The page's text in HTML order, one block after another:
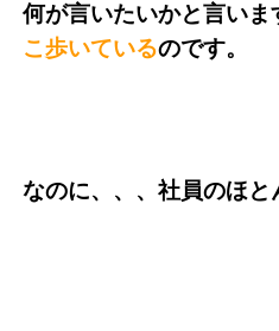
何が言いたいかと言いま
こ歩いているのです。
なのに、、、社員のほと